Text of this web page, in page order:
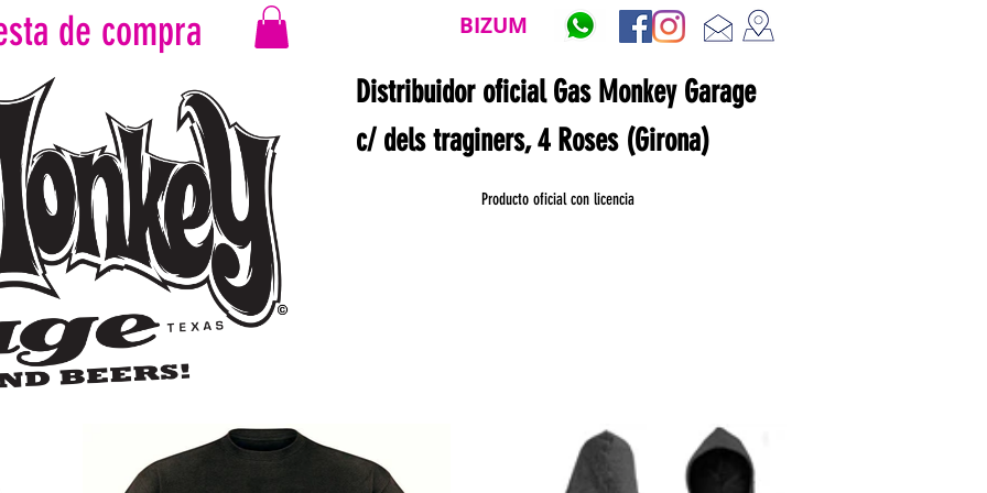
de compra BIZUM
Producto oficial con licencia
c/ dels traginers, 4 Roses (Girona)
Distribuidor oficial Gas Monkey Garage